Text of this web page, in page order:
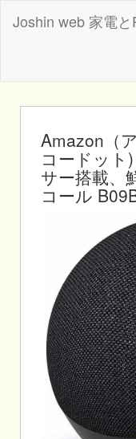
Joshin web 家電
Amazon（
コードット
サー搭載、
コール